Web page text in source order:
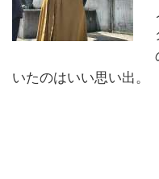
いたのはいい思い出。